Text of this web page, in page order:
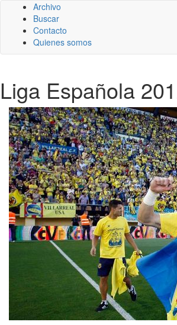
Archivo
Buscar
Contacto
Quienes somos
Liga Española